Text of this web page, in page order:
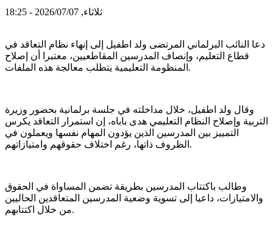
ثلاثاء, 2026/07/07 - 18:25
دعا النائب البرلماني المرتضى ولد اطفيل إلى إنهاء نظام التعاقد في
قطاع التعليم، وإنصاف المدرسين المقاطعيين، معتبرا أن إصلاح
المنظومة التعليمية يتطلب معالجة هذه الملفات.
وقال ولد اطفيل، خلال مداخلته في جلسة برلمانية بحضور وزيرة
التربية وإصلاح النظام التعليمي هدى باباه، إن استمرار التعاقد يكرس
التمييز بين المدرسين الذين يؤدون المهام نفسها ويعملون في
الظروف ذاتها، رغم اختلاف حقوقهم وامتيازاتهم.
وطالب باكتتاب المدرسين بطريقة تضمن المساواة في الحقوق
والامتيازات، داعيا إلى تسوية وضعية المدرسين المتعاقدين الحاليين
من خلال اكتتابهم.